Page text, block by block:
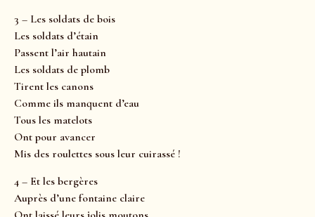
3 – Les soldats de bois
Les soldats d’étain
Passent l’air hautain
Les soldats de plomb
Tirent les canons
Comme ils manquent d’eau
Tous les matelots
Ont pour avancer
Mis des roulettes sous leur cuirassé !
4 – Et les bergères
Auprès d’une fontaine claire